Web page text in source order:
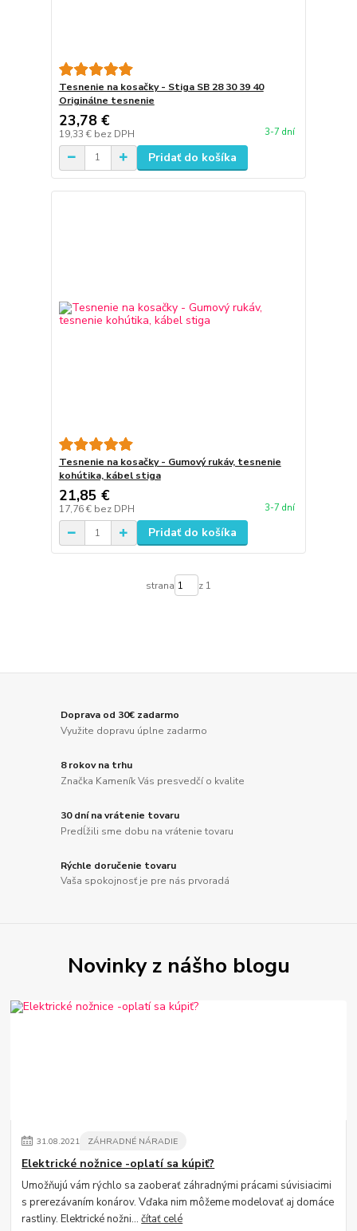
Tesnenie na kosačky - Stiga SB 28 30 39 40
Originálne tesnenie
23,78 €
19,33 € bez DPH 3-7 dní
Pridať do košíka
Tesnenie na kosačky - Gumový rukáv, tesnenie
kohútika, kábel stiga
21,85 €
17,76 € bez DPH 3-7 dní
Pridať do košíka
strana z 1
Doprava od 30€ zadarmo
Využite dopravu úplne zadarmo
8 rokov na trhu
Značka Kameník Vás presvedčí o kvalite
30 dní na vrátenie tovaru
Predĺžili sme dobu na vrátenie tovaru
Rýchle doručenie tovaru
Vaša spokojnosť je pre nás prvoradá
Novinky z nášho blogu
31.08.2021 ZÁHRADNÉ NÁRADIE
Elektrické nožnice -oplatí sa kúpiť?
Umožňujú vám rýchlo sa zaoberať záhradnými prácami súvisiacimi
s prerezávaním konárov. Vďaka nim môžeme modelovať aj domáce
rastliny. Elektrické nožni...čítať celé